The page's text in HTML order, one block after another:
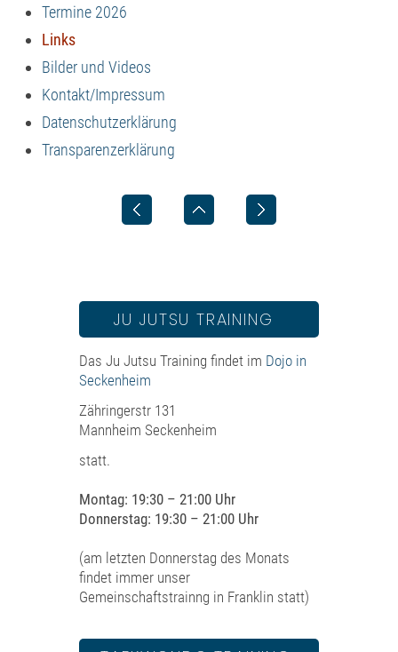
Termine 2026
Links
Bilder und Videos
Kontakt/Impressum
Datenschutzerklärung
Transparenzerklärung
JU JUTSU TRAINING
Das Ju Jutsu Training findet im Dojo in
Seckenheim
Zähringerstr 131
Mannheim Seckenheim
statt.
Montag: 19:30 – 21:00 Uhr
Donnerstag: 19:30 – 21:00 Uhr
(am letzten Donnerstag des Monats
findet immer unser
Gemeinschaftstrainng in Franklin statt)